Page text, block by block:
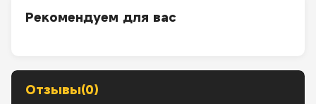
Рекомендуем для вас
Отзывы(0)